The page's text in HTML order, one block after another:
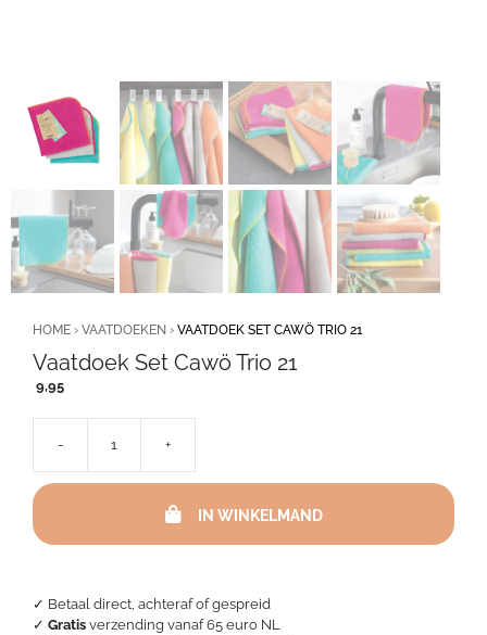
✓ Betaal direct, achteraf of gespreid
✓ Gratis verzending vanaf 65 euro NL
HOME › VAATDOEKEN › VAATDOEK SET CAWÖ TRIO 21
Vaatdoek Set Cawö Trio 21
9,95
-
Set
Trio
+
IN WINKELMAND